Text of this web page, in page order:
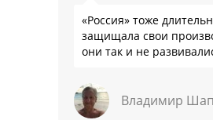
«Россия» тоже
защищала свои
они так и не
Владимир